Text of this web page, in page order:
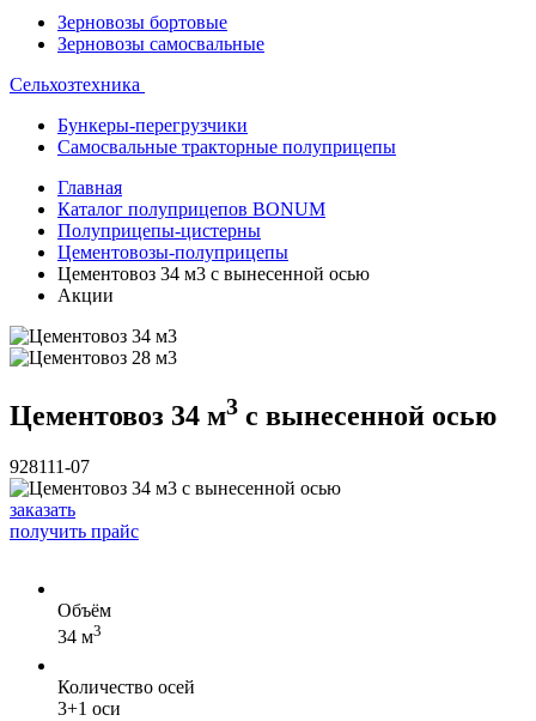
Зерновозы бортовые
Зерновозы самосвальные
Сельхозтехника
Бункеры-перегрузчики
Самосвальные тракторные полуприцепы
Главная
Каталог полуприцепов BONUM
Полуприцепы-цистерны
Цементовозы-полуприцепы
Цементовоз 34 м3 с вынесенной осью
Акции
Цементовоз 34 м3 с вынесенной осью
928111-07
заказать
получить прайс
Объём
34 м3
Количество осей
3+1 оси